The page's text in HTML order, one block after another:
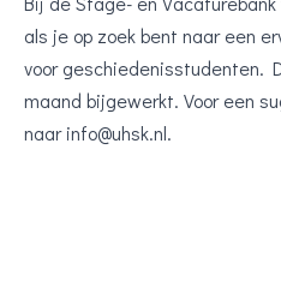
als je op zoek bent naar een
voor geschiedenisstudenten.
maand bijgewerkt. Voor een
naar info@uhsk.nl.